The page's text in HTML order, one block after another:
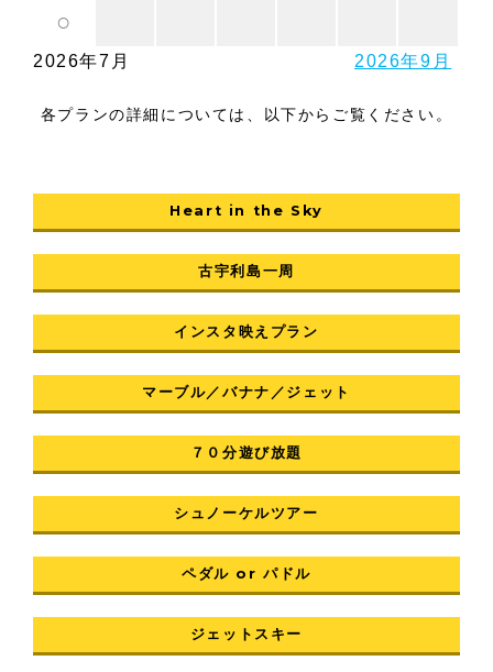
○
2026年7月 2026年9月
各プランの詳細については、以下からご覧ください。
Heart in the Sky
古宇利島一周
インスタ映えプラン
マーブル／バナナ／ジェット
７０分遊び放題
シュノーケルツアー
ペダル or パドル
ジェットスキー